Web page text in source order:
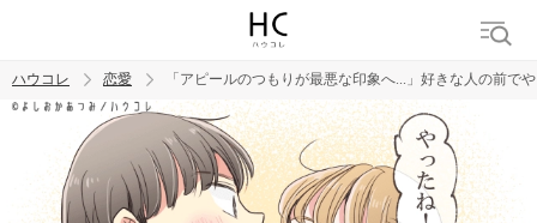
トレンド ワード
ハウコレ 恋愛 「アピールのつもりが最悪な印象へ...」好きな人の前で